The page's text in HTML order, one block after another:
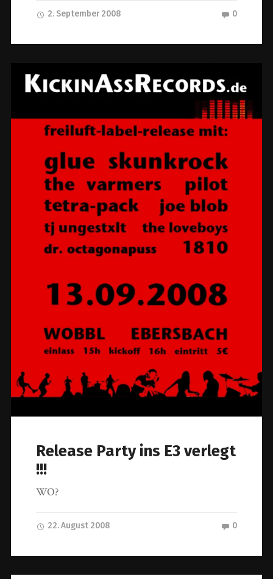
2. September 2008 0
Release Party ins E3 verlegt
!!!
WO?
22. August 2008 0